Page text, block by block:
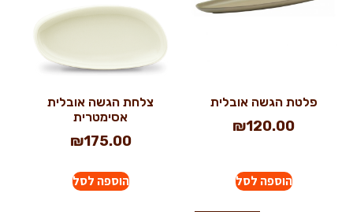
פלטת הגשה אובלית
₪120.00
הוספה לסל
צלחת הגשה אובלית
אסימטרית
₪175.00
הוספה לסל